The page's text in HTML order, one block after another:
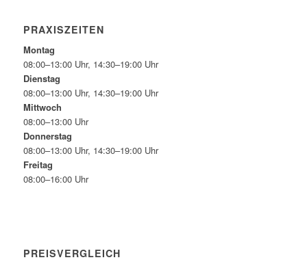
PRAXISZEITEN
Montag
08:00–13:00 Uhr, 14:30–19:00 Uhr
Dienstag
08:00–13:00 Uhr, 14:30–19:00 Uhr
Mittwoch
08:00–13:00 Uhr
Donnerstag
08:00–13:00 Uhr, 14:30–19:00 Uhr
Freitag
08:00–16:00 Uhr
PREISVERGLEICH